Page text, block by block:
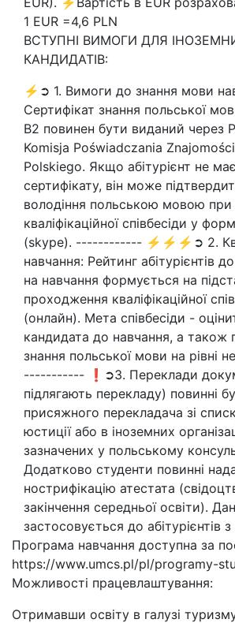
1 EUR =4,6 PLN
ВСТУПНІ ВИМОГИ ДЛЯ
КАНДИДАТІВ:
⚡➲ 1. Вимоги до знання мови
Сертифікат знання польської
В2 повинен бути виданий через
Komisja Poświadczania
Polskiego. Якщо абітурієнт не
сертифікату, він може
володіння польською мовою при
кваліфікаційної співбесіди у
(skype). ------------ ⚡⚡⚡➲ 2.
навчання: Рейтинг абітурієнтів
на навчання формується на
проходження кваліфікаційної
(онлайн). Мета співбесіди -
кандидата до навчання, а також
знання польської мови на рівні
----------- ❗➲3. Переклади
підлягають перекладу) повинні
присяжного перекладача зі
юстиції або в іноземних
зазначених у польському
Додатково студенти повинні
нострифікацію атестата
закінчення середньої освіти).
застосовується до абітурієнтів з
Програма навчання доступна за
https://www.umcs.pl/pl/programy-
Можливості працевлаштування:
Отримавши освіту в галузі туризму